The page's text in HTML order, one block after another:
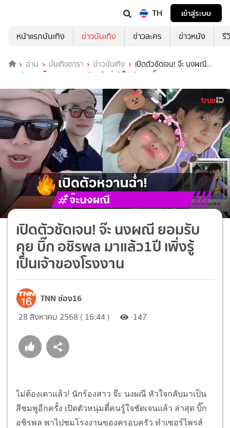
TH
เข้าสู่ระบบ
หน้าแรกบันเทิง
ข่าวบันเทิง ข่าวละคร ข่าวหนัง รี
อ่าน บันเทิงดารา ข่าวบันเทิง
เปิดตัวชัดเจน! จ๊ะ นงผณี
ยอมรับคุย บิ๊ก อชิรพล มาแล้ว1ปี เพิ่งรู้เป็นเจ้าของโรงงาน
เปิดตัวชัดเจน! จ๊ะ นงผณี ยอมรับ
คุย บิ๊ก อชิรพล มาแล้ว1ปี เพิ่งรู้
เป็นเจ้าของโรงงาน
TNN ช่อง16
28 สิงหาคม 2568 ( 16:44 ) 147
ไม่ต้องเดาแล้ว! นักร้องสาว จ๊ะ นงผณี หัวใจกลับมาเป็น
สีชมพูอีกครั้ง เปิดตัวหนุ่มตี๋คนรู้ใจชัดเจนแล้ว ล่าสุด บิ๊ก
อชิรพล พาไปชมโรงงานของครอบครัว ทำเซอร์ไพรส์